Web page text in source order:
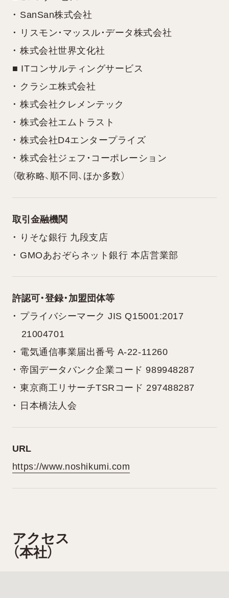
・ SanSan株式会社
・ リスモン・マッスル・データ株式会社
・ 株式会社世界文化社
■ ITコンサルティングサービス
・ クラシエ株式会社
・ 株式会社クレメンテック
・ 株式会社エムトラスト
・ 株式会社D4エンタープライズ
・ 株式会社ジェフ・コーポレーション
（敬称略、順不同、ほか多数）
取引金融機関
・ りそな銀行 九段支店
・ GMOあおぞらネット銀行 本店営業部
許認可・登録・加盟団体等
・ プライバシーマーク JIS Q15001:2017
21004701
・ 電気通信事業届出番号 A-22-11260
・ 帝国データバンク企業コード 989948287
・ 東京商工リサーチTSRコード 297488287
・ 日本橋法人会
URL
https://www.noshikumi.com
アクセス
（本社）